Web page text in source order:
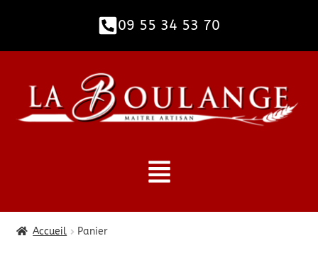
09 55 34 53 70​
Accueil Panier